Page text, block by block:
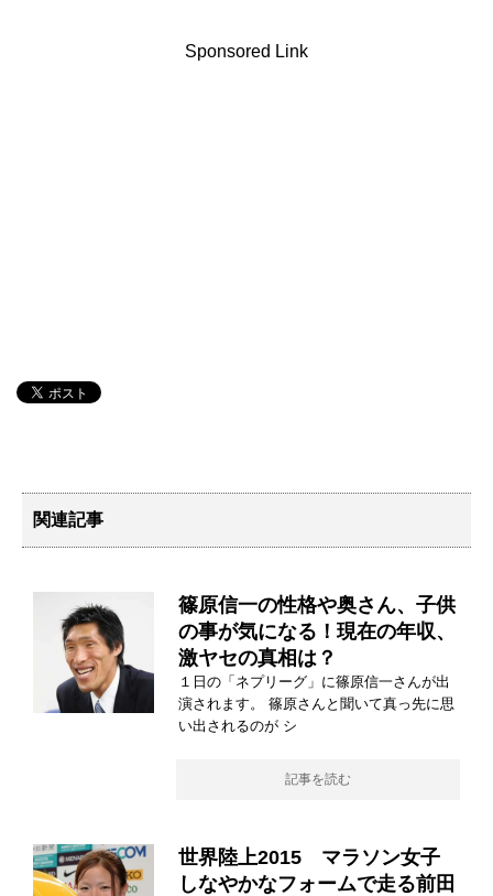
Sponsored Link
関連記事
篠原信一の性格や奥さん、子供
の事が気になる！現在の年収、
激ヤセの真相は？
１日の「ネプリーグ」に篠原信一さんが出
演されます。 篠原さんと聞いて真っ先に思
い出されるのが シ
記事を読む
世界陸上2015 マラソン女子
しなやかなフォームで走る前田